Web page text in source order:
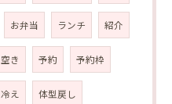
お弁当 ランチ 紹介
空き 予約 予約枠
冷え 体型戻し